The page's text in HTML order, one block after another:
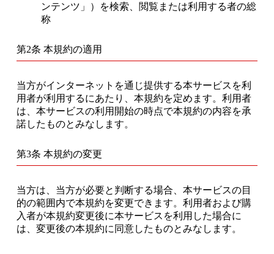
ンテンツ」）を検索、閲覧または利用する者の総
称
第2条 本規約の適用
当方がインターネットを通じ提供する本サービスを利
用者が利用するにあたり、本規約を定めます。利用者
は、本サービスの利用開始の時点で本規約の内容を承
諾したものとみなします。
第3条 本規約の変更
当方は、当方が必要と判断する場合、本サービスの目
的の範囲内で本規約を変更できます。利用者および購
入者が本規約変更後に本サービスを利用した場合に
は、変更後の本規約に同意したものとみなします。